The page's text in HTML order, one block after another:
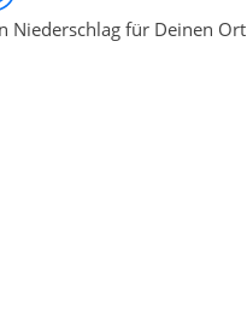
Niederschlag für Deinen Ort